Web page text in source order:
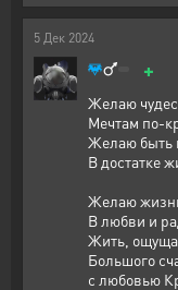
5 Дек 2024
+
Желаю
Мечтам по-
Желаю быть
В достатке
Желаю
В любви и
Жить,
Большого
с любовью